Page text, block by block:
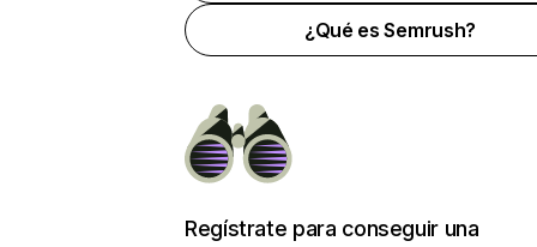
¿Qué es Semrush?
Regístrate para conseguir una